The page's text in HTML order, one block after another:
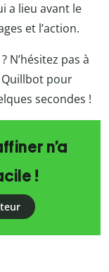
a lieu avant le
et l’action.
N’hésitez pas à
Quillbot pour
secondes !
n’a
!